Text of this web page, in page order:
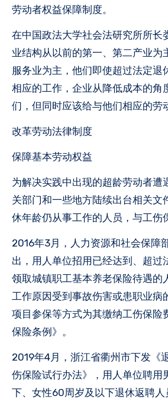
劳动者权益保障制度。
在中国政法大学社会法研究所所长
业结构从以前的第一、第二产业为
服务业为主，他们即使超过法定退
相应的工作，企业从降低成本的角
们，但同时应该给与他们相应的劳
改革劳动法律制度
保障基本劳动权益
为解决实践中出现的超龄劳动者遭
关部门和一些地方陆续出台相关文
休年龄仍从事工作的人员，与工伤
2016年3月，人力资源和社会保障
出，用人单位招用已经达到、超过
领取城镇职工基本养老保险待遇的
工作原因受到事故伤害或患职业病
项目参保等方式为其缴纳工伤保险
保险条例》。
2019年4月，浙江省衢州市下发《
伤保险试行办法》，用人单位聘用
下、女性60周岁及以下退休返聘